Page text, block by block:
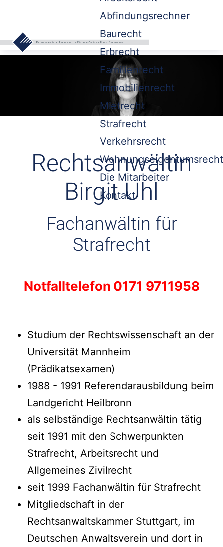
Abfindungsrechner
Baurecht
Erbrecht
Familienrecht
Immobilienrecht
Mietrecht
Strafrecht
Verkehrsrecht
Wohnungseigentumsrecht
Die Mitarbeiter
Kontakt
Rechtsanwältin
Birgit Uhl
Fachanwältin für
Strafrecht
Notfalltelefon 0171 9711958
Studium der Rechtswissenschaft an der
Universität Mannheim
(Prädikatsexamen)
1988 - 1991 Referendarausbildung beim
Landgericht Heilbronn
als selbständige Rechtsanwältin tätig
seit 1991 mit den Schwerpunkten
Strafrecht, Arbeitsrecht und
Allgemeines Zivilrecht
seit 1999 Fachanwältin für Strafrecht
Mitgliedschaft in der
Rechtsanwaltskammer Stuttgart, im
Deutschen Anwaltsverein und dort in